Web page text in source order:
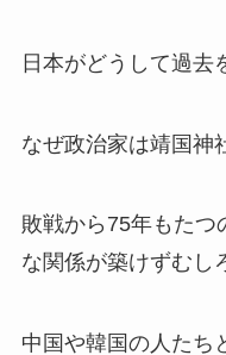
日本がどうして過去
なぜ政治家は靖国神
敗戦から75年もたつ
な関係が築けずむし
中国や韓国の人たち